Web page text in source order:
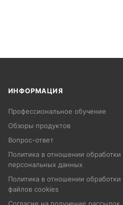
ИНФОРМАЦИЯ
Профессиональное обучение
Обзоры продуктов
Вопрос-ответ
Политика в отношении обработки
персональных данных
Политика в отношении обработки
файлов cookies